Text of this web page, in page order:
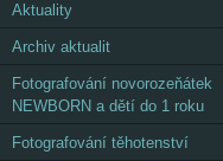
Aktuality
Archiv aktualit
Fotografování novorozeňátek
NEWBORN a dětí do 1 roku
Fotografování těhotenství